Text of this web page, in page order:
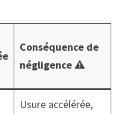
Conséquence de
négligence ⚠️
Usure accélérée,